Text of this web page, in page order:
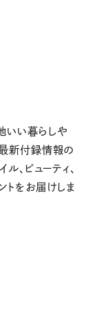
いい暮らしや
最新付録情報の
、ビューティ、
トをお届けしま